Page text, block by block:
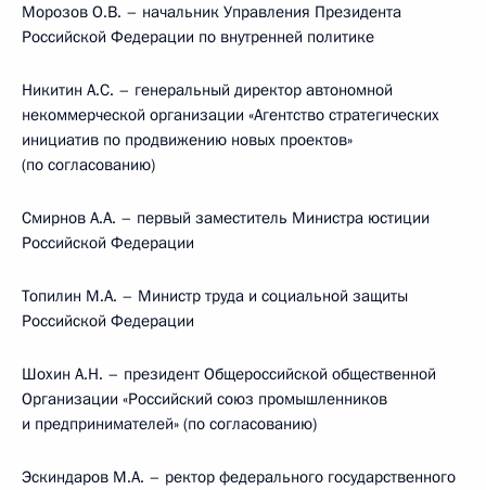
Морозов О.В. – начальник Управления Президента
Российской Федерации по внутренней политике
Никитин А.С. – генеральный директор автономной
некоммерческой организации «Агентство стратегических
инициатив по продвижению новых проектов»
(по согласованию)
Смирнов А.А. – первый заместитель Министра юстиции
Российской Федерации
Топилин М.А. – Министр труда и социальной защиты
Российской Федерации
Шохин А.Н. – президент Общероссийской общественной
Организации «Российский союз промышленников
и предпринимателей» (по согласованию)
Эскиндаров М.А. – ректор федерального государственного